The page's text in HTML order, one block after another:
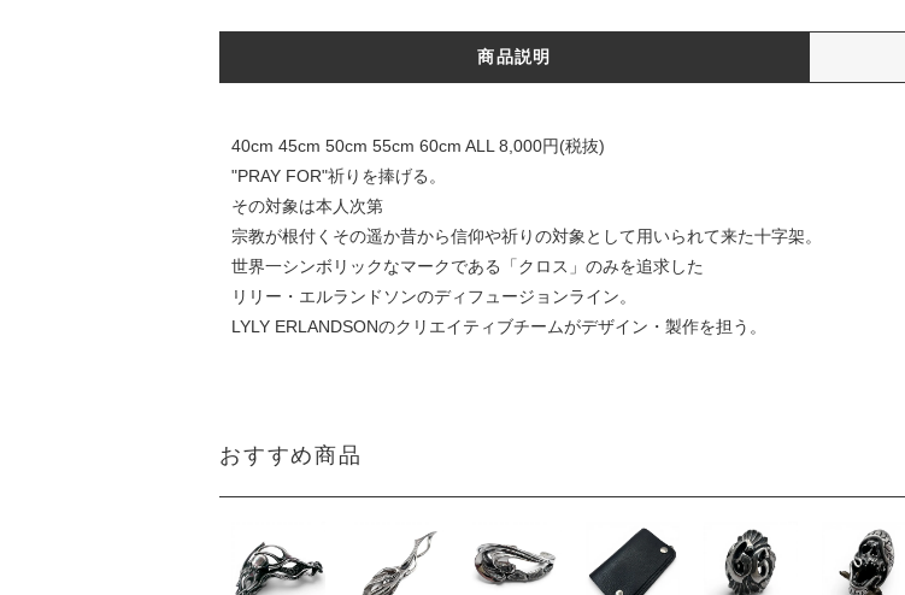
商品説明
40cm 45cm 50cm 55cm 60cm ALL 8,000円(税抜)
"PRAY FOR"祈りを捧げる。
その対象は本人次第
宗教が根付くその遥か昔から信仰や祈りの対象として用いられて来た十字架。
世界一シンボリックなマークである「クロス」のみを追求した
リリー・エルランドソンのディフュージョンライン。
LYLY ERLANDSONのクリエイティブチームがデザイン・製作を担う。
おすすめ商品